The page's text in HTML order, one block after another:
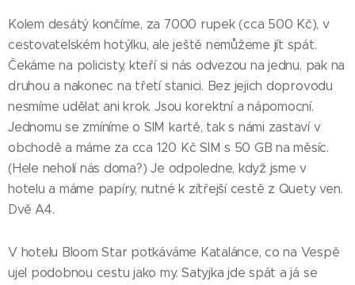
Kolem desátý končíme, za 7000 rupek (cca 500 Kč), v
cestovatelském hotýlku, ale ještě nemůžeme jít spát.
Čekáme na policisty, kteří si nás odvezou na jednu, pak na
druhou a nakonec na třetí stanici. Bez jejich doprovodu
nesmíme udělat ani krok. Jsou korektní a nápomocní.
Jednomu se zmíníme o SIM kartě, tak s námi zastaví v
obchodě a máme za cca 120 Kč SIM s 50 GB na měsíc.
(Hele neholí nás doma?) Je odpoledne, když jsme v
hotelu a máme papíry, nutné k zítřejší cestě z Quety ven.
Dvě A4.
V hotelu Bloom Star potkáváme Katalánce, co na Vespě
ujel podobnou cestu jako my. Satyjka jde spát a já se